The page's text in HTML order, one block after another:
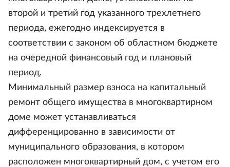
второй и третий год указанного трехлетнего
периода, ежегодно индексируется в
соответствии с законом об областном бюджете
на очередной финансовый год и плановый
период.
Минимальный размер взноса на капитальный
ремонт общего имущества в многоквартирном
доме может устанавливаться
дифференцированно в зависимости от
муниципального образования, в котором
расположен многоквартирный дом, с учетом его